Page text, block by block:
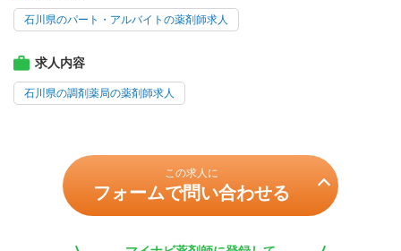
石川県のパート・アルバイトの薬剤師求人
求人内容
石川県の調剤薬局の薬剤師求人
この求人に
フォームで問い合わせる